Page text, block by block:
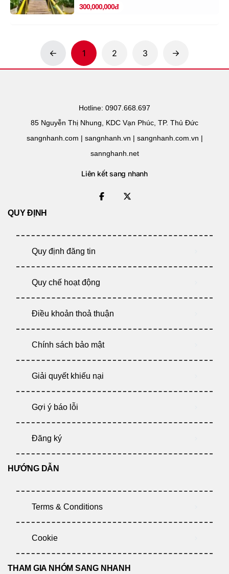
300,000,000đ
1 2 3
Hotline: 0907.668.697
85 Nguyễn Thị Nhung, KDC Vạn Phúc, TP. Thủ Đức
sangnhanh.com | sangnhanh.vn | sangnhanh.com.vn |
sannghanh.net
Liên kết sang nhanh
QUY ĐỊNH
Quy định đăng tin
Quy chế hoạt động
Điều khoản thoả thuận
Chính sách bảo mật
Giải quyết khiếu nại
Gợi ý báo lỗi
Đăng ký
HƯỚNG DẪN
Terms & Conditions
Cookie
THAM GIA NHÓM SANG NHANH